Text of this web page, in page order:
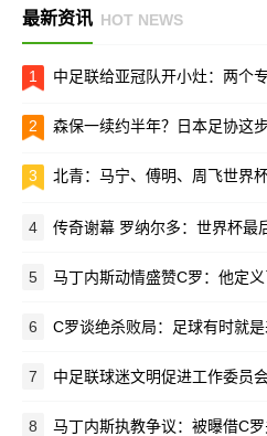
最新资讯 HOT NEWS
1 中足联给亚冠队开小灶：两个
2 森保一续约半年？日本足协这
3 北青：马宁、傅明、周飞世界
4 传奇谢幕 罗纳尔多：世界杯最
5 马丁内斯动情盛赞C罗：他定
6 C罗谈绝杀败局：足球有时就是差
7 中足联球迷文明促进工作委员会在
8 马丁内斯执教争议：被曝借C罗关